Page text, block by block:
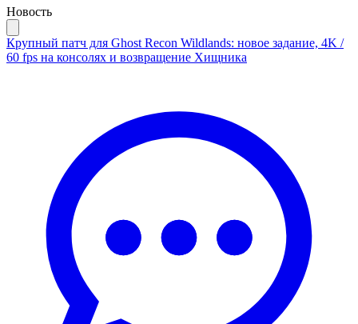
Новость
Крупный патч для Ghost Recon Wildlands: новое задание, 4K /
60 fps на консолях и возвращение Хищника